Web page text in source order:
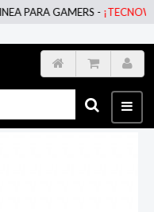
GAMERS -¡TECNOWOW!